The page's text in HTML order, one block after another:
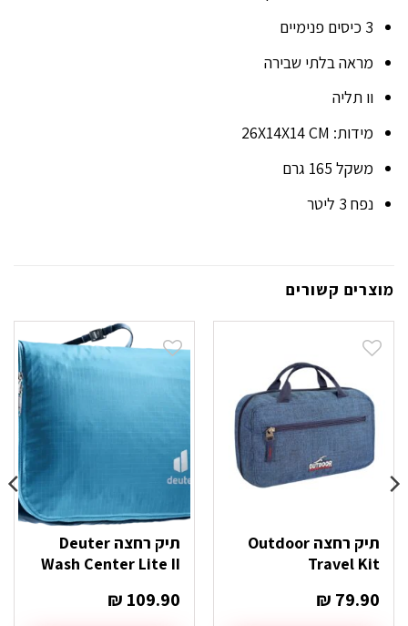
3 כיסים פנימיים
מראה בלתי שבירה
וו תליה
מידות: 26X14X14 CM
משקל 165 גרם
נפח 3 ליטר
מוצרים קשורים
תיק רחצה Outdoor
Travel Kit
₪ 79.90
תיק רחצה Deuter
Wash Center Lite II
₪ 109.90